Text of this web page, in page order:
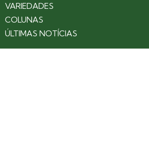
VARIEDADES
COLUNAS
ÚLTIMAS NOTÍCIAS